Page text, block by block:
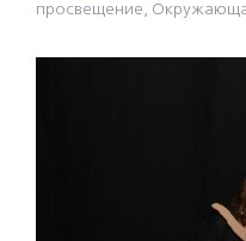
просвещение,